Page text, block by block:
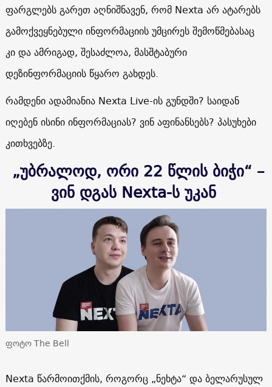
ფარგლებს გარეთ აღნიშნავენ, რომ Nexta არ ატარებს
გამოქვეყნებული ინფორმაციის უმცირეს შემოწმებასაც
კი და ამრიგად, შესაძლოა, მასშტაბური
დეზინფორმაციის წყარო გახდეს.
რამდენი ადამიანია Nexta Live-ის გუნდში? საიდან
იღებენ ისინი ინფორმაციას? ვინ აფინანსებს? პასუხები
კითხვებზე.
„უბრალოდ, ორი 22 წლის ბიჭი“ –
ვინ დგას Nexta-ს უკან
ფოტო The Bell
Nexta წარმოითქმის, როგორც „ნეხტა“ და ბელარუსულ